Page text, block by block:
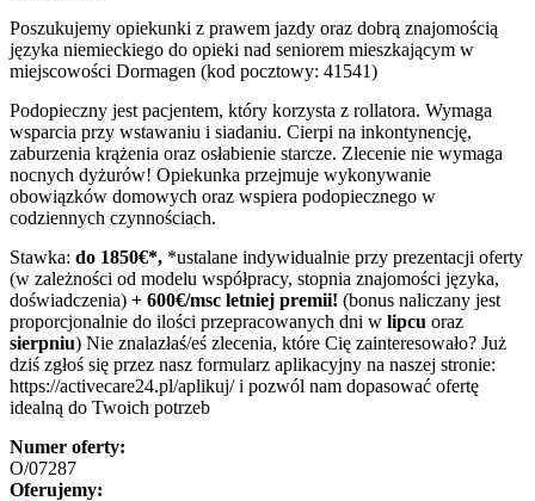
Poszukujemy opiekunki z prawem jazdy oraz dobrą znajomością
języka niemieckiego do opieki nad seniorem mieszkającym w
miejscowości Dormagen (kod pocztowy: 41541)
Podopieczny jest pacjentem, który korzysta z rollatora. Wymaga
wsparcia przy wstawaniu i siadaniu. Cierpi na inkontynencję,
zaburzenia krążenia oraz osłabienie starcze. Zlecenie nie wymaga
nocnych dyżurów! Opiekunka przejmuje wykonywanie
obowiązków domowych oraz wspiera podopiecznego w
codziennych czynnościach.
Stawka: do 1850€*, *ustalane indywidualnie przy prezentacji oferty
(w zależności od modelu współpracy, stopnia znajomości języka,
doświadczenia) + 600€/msc letniej premii! (bonus naliczany jest
proporcjonalnie do ilości przepracowanych dni w lipcu oraz
sierpniu) Nie znalazłaś/eś zlecenia, które Cię zainteresowało? Już
dziś zgłoś się przez nasz formularz aplikacyjny na naszej stronie:
https://activecare24.pl/aplikuj/ i pozwól nam dopasować ofertę
idealną do Twoich potrzeb
Numer oferty:
O/07287
Oferujemy: